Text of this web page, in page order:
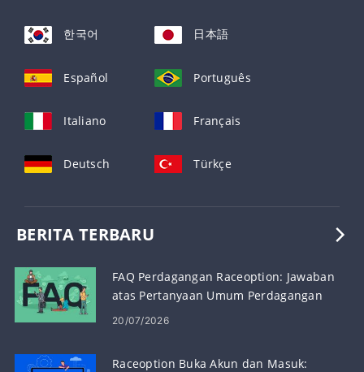
한국어 日本語
Español Português
Italiano Français
Deutsch Türkçe
BERITA TERBARU
FAQ Perdagangan Raceoption: Jawaban
atas Pertanyaan Umum Perdagangan
20/07/2026
Raceoption Buka Akun dan Masuk: